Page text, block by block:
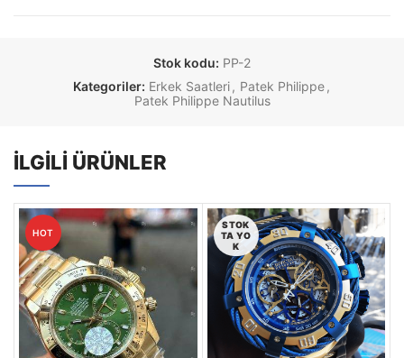
Stok kodu: PP-2
Kategoriler: Erkek Saatleri, Patek Philippe,
Patek Philippe Nautilus
İLGILI ÜRÜNLER
HOT
STOK
TA YO
K